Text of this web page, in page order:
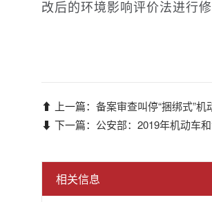
改后的环境影响评价法进行
⬆ 上一篇： 备案审查叫停“捆绑式”机
⬇ 下一篇： 公安部：2019年机动车
相关信息